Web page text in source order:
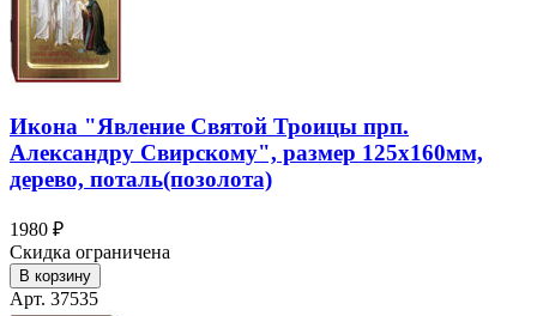
Икона "Явление Святой Троицы прп.
Александру Свирскому", размер 125х160мм,
дерево, поталь(позолота)
1980 ₽
Скидка ограничена
В корзину
Арт. 37535